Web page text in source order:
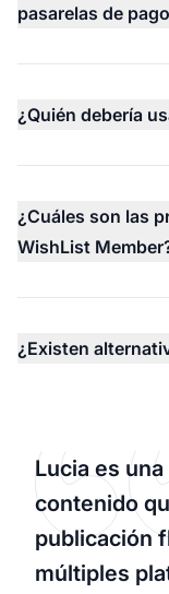
pasarelas de
¿Quién debería
¿Cuáles son las
WishList
¿Existen
Lucia es
contenido
publicación
múltiples